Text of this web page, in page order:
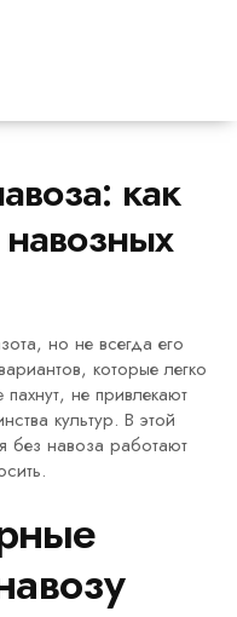
как
но не всегда его
которые легко
не привлекают
культур. В этой
без навоза работают